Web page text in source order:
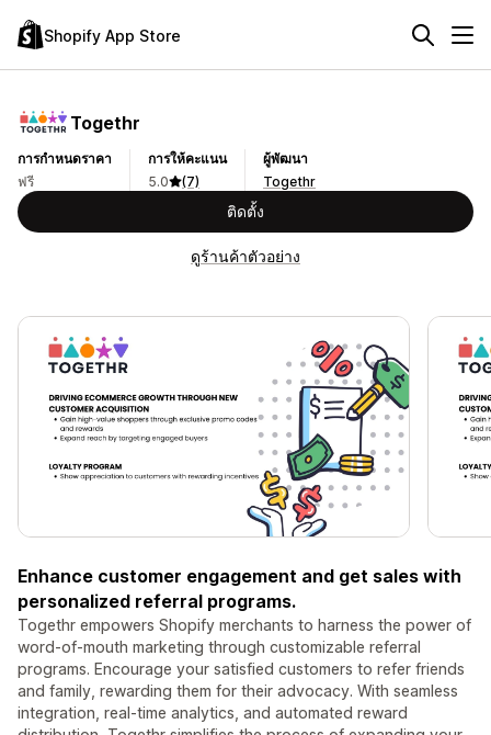
Shopify App Store
Togethr
การกำหนดราคา
ฟรี
การให้คะแนน
5.0
(7)
ผู้พัฒนา
Togethr
ติดตั้ง
ดูร้านค้าตัวอย่าง
Enhance customer engagement and get sales with
personalized referral programs.
Togethr empowers Shopify merchants to harness the power of
word-of-mouth marketing through customizable referral
programs. Encourage your satisfied customers to refer friends
and family, rewarding them for their advocacy. With seamless
integration, real-time analytics, and automated reward